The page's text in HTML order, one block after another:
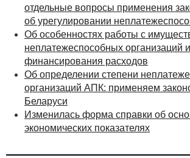
отдельные вопросы применения
об урегулировании
Об особенностях работы с
неплатежеспособных организаций
финансирования расходов
Об определении степени
организаций АПК: применяем
Беларуси
Изменилась форма справки об
экономических показателях